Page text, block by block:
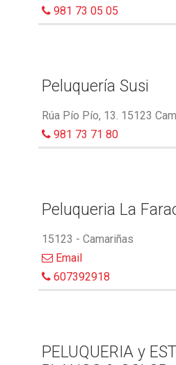
981 73 05 05
Peluquería Susi
Rúa Pío Pío, 13. 15123
981 73 71 80
Peluqueria La
15123 - Camariñas
Email
607392918
PELUQUERIA y